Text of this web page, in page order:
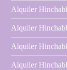
Alquiler
Alquiler
Alquiler
Alquiler